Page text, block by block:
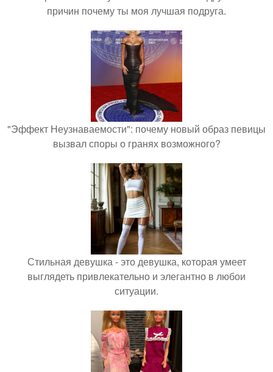
причин почему ты моя лучшая подруга.
"Эффект Неузнаваемости": почему новый образ певицы
вызвал споры о гранях возможного?
Стильная девушка - это девушка, которая умеет
выглядеть привлекательно и элегантно в любои
ситуации.